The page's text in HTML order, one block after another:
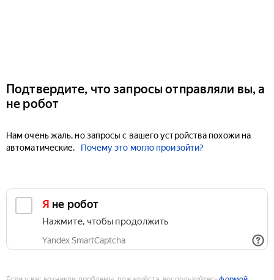
Подтвердите, что запросы отправляли вы, а
не робот
Нам очень жаль, но запросы с вашего устройства похожи на
автоматические.
Почему это могло произойти?
Я не робот
Нажмите, чтобы продолжить
Yandex SmartCaptcha